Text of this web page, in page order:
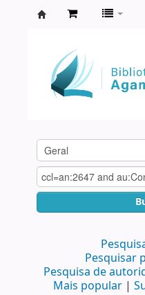
Agamenon
Magalhães
Pesquisar
Pesquisa de
Mais popular